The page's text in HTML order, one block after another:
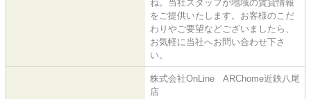
ね。当社スタッフが地域の賃貸情報
をご提供いたします。お客様のこだ
わりやご要望などございましたら、
お気軽に当社へお問い合わせ下さ
い。
株式会社OnLine ARChome近鉄八尾
店